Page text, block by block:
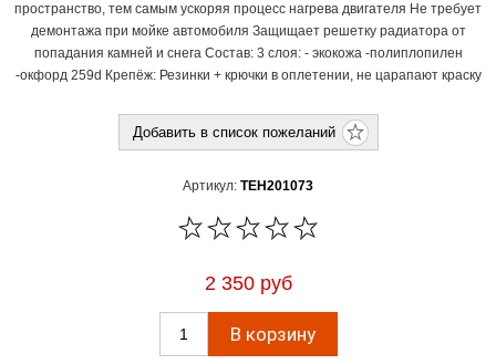
пространство, тем самым ускоряя процесс нагрева двигателя Не требует
демонтажа при мойке автомобиля Защищает решетку радиатора от
попадания камней и снега Состав: 3 слоя: - экокожа -полиплопилен
-окфорд 259d Крепёж: Резинки + крючки в оплетении, не царапают краску
Артикул: TEH201073
2 350 руб